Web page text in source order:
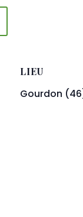
LIEU
Gourdon